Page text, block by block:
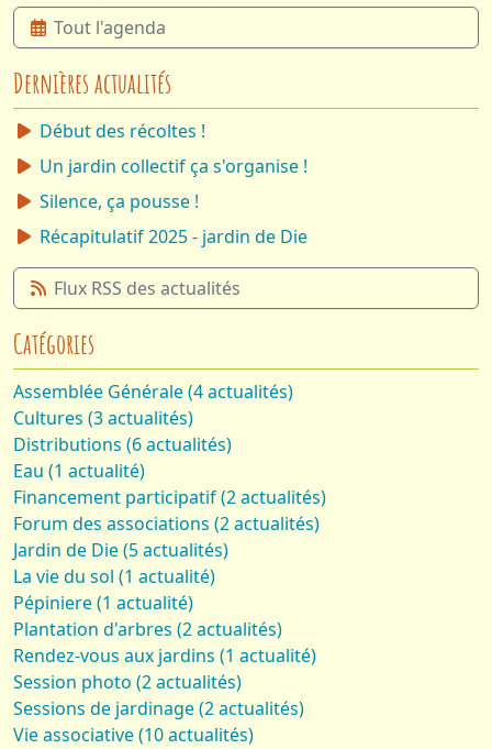
Tout l'agenda
Dernières actualités
Début des récoltes !
Un jardin collectif ça s'organise !
Silence, ça pousse !
Récapitulatif 2025 - jardin de Die
Flux RSS des actualités
Catégories
Assemblée Générale (4 actualités)
Cultures (3 actualités)
Distributions (6 actualités)
Eau (1 actualité)
Financement participatif (2 actualités)
Forum des associations (2 actualités)
Jardin de Die (5 actualités)
La vie du sol (1 actualité)
Pépiniere (1 actualité)
Plantation d'arbres (2 actualités)
Rendez-vous aux jardins (1 actualité)
Session photo (2 actualités)
Sessions de jardinage (2 actualités)
Vie associative (10 actualités)